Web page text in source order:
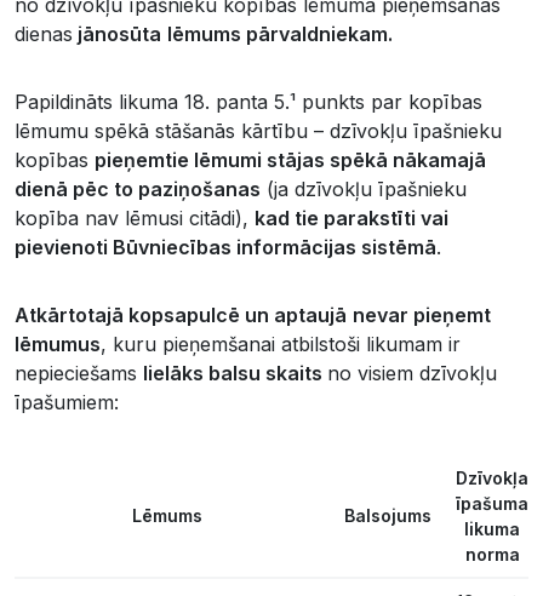
dienas jānosūta lēmums pārvaldniekam.
Papildināts likuma 18. panta 5.¹ punkts par kopības
lēmumu spēkā stāšanās kārtību – dzīvokļu īpašnieku
kopības pieņemtie lēmumi stājas spēkā nākamajā
dienā pēc to paziņošanas (ja dzīvokļu īpašnieku
kopība nav lēmusi citādi), kad tie parakstīti vai
pievienoti Būvniecības informācijas sistēmā.
Atkārtotajā kopsapulcē un aptaujā nevar pieņemt
lēmumus, kuru pieņemšanai atbilstoši likumam ir
nepieciešams lielāks balsu skaits no visiem dzīvokļu
īpašumiem:
Lēmums Balsojums
Dzīvokļa
īpašuma
likuma
norma